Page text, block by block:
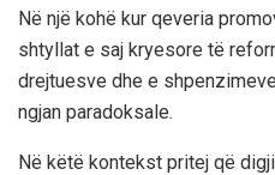
Në një kohë kur qeveria
shtyllat e saj kryesore të
drejtuesve dhe e
ngjan paradoksale.
Në këtë kontekst pritej që